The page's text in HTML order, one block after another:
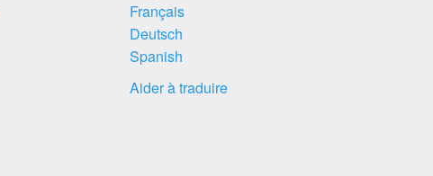
Français
Deutsch
Spanish
Aider à traduire